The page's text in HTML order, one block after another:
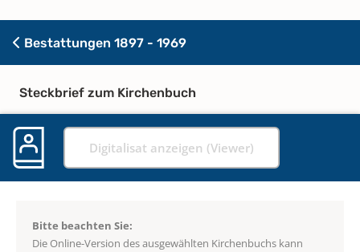
Bestattungen 1897 - 1969
Steckbrief zum Kirchenbuch
Digitalisat anzeigen (Viewer)
Bitte beachten Sie:
Die Online-Version des ausgewählten Kirchenbuchs kann